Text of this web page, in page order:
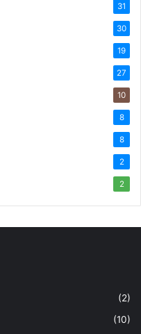
31
30
19
27
10
8
8
2
2
(2)
(10)